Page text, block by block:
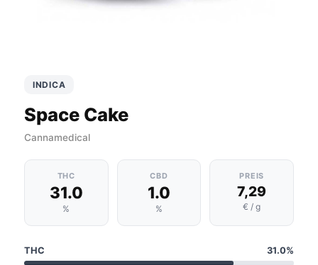
INDICA
Space Cake
Cannamedical
THC
31.0
%
CBD
1.0
%
PREIS
7,29
€ / g
THC 31.0%